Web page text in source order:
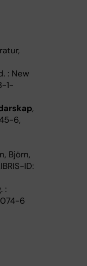
: New
1-
,
6,
Björn,
ID:
:
6